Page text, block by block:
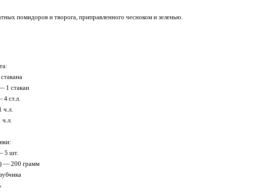
помидоров и творога, приправленного чесноком и зеленью.
1 стакан
4 ст.л.
ч.л.
5 шт.
— 200 грамм